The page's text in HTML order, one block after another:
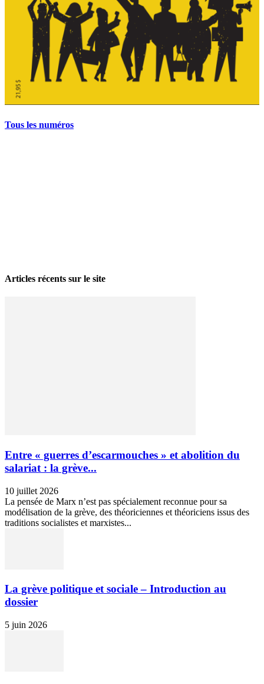
Tous les numéros
Articles récents sur le site
Entre « guerres d’escarmouches » et abolition du
salariat : la grève...
10 juillet 2026
La pensée de Marx n’est pas spécialement reconnue pour sa
modélisation de la grève, des théoriciennes et théoriciens issus des
traditions socialistes et marxistes...
La grève politique et sociale – Introduction au
dossier
5 juin 2026